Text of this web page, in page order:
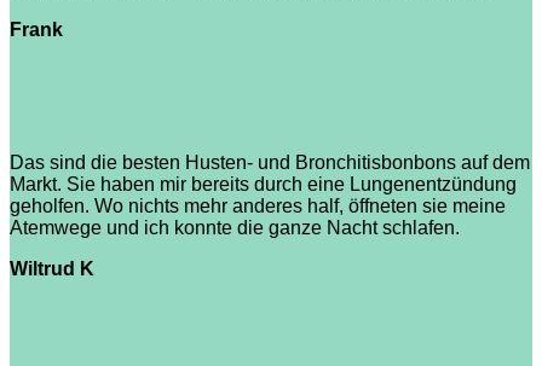
Frank
Das sind die besten Husten- und Bronchitisbonbons auf dem
Markt. Sie haben mir bereits durch eine Lungenentzündung
geholfen. Wo nichts mehr anderes half, öffneten sie meine
Atemwege und ich konnte die ganze Nacht schlafen.
Wiltrud K